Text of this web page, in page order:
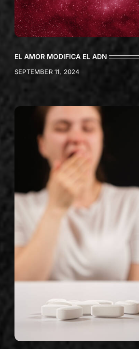
EL AMOR MODIFICA EL ADN
SEPTEMBER 11, 2024